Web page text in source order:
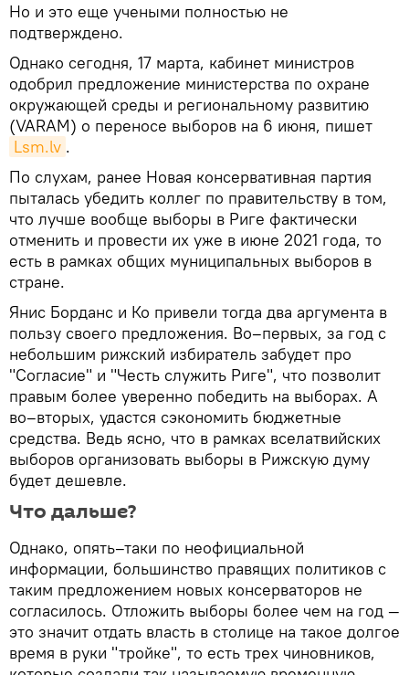
Но и это еще учеными полностью не
подтверждено.
Однако сегодня, 17 марта, кабинет министров
одобрил предложение министерства по охране
окружающей среды и региональному развитию
(VARAM) о переносе выборов на 6 июня, пишет
Lsm.lv .
По слухам, ранее Новая консервативная партия
пыталась убедить коллег по правительству в том,
что лучше вообще выборы в Риге фактически
отменить и провести их уже в июне 2021 года, то
есть в рамках общих муниципальных выборов в
стране.
Янис Борданс и Ко привели тогда два аргумента в
пользу своего предложения. Во–первых, за год с
небольшим рижский избиратель забудет про
"Согласие" и "Честь служить Риге", что позволит
правым более уверенно победить на выборах. А
во–вторых, удастся сэкономить бюджетные
средства. Ведь ясно, что в рамках вселатвийских
выборов организовать выборы в Рижскую думу
будет дешевле.
Что дальше?
Однако, опять–таки по неофициальной
информации, большинство правящих политиков с
таким предложением новых консерваторов не
согласилось. Отложить выборы более чем на год —
это значит отдать власть в столице на такое долгое
время в руки "тройке", то есть трех чиновников,